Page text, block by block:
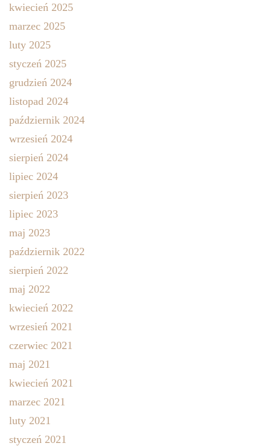
kwiecień 2025
marzec 2025
luty 2025
styczeń 2025
grudzień 2024
listopad 2024
październik 2024
wrzesień 2024
sierpień 2024
lipiec 2024
sierpień 2023
lipiec 2023
maj 2023
październik 2022
sierpień 2022
maj 2022
kwiecień 2022
wrzesień 2021
czerwiec 2021
maj 2021
kwiecień 2021
marzec 2021
luty 2021
styczeń 2021